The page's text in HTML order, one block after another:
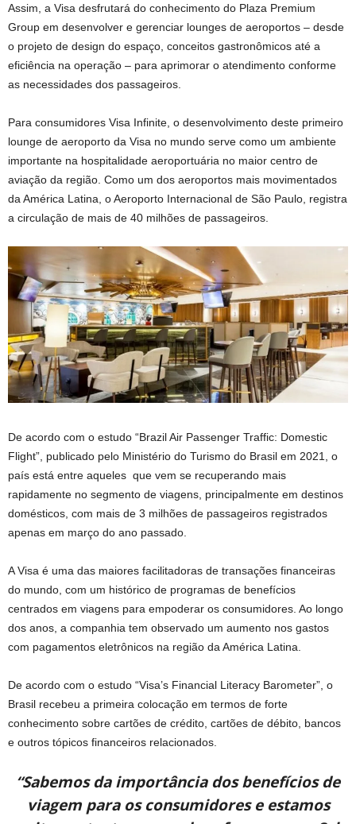
Assim, a Visa desfrutará do conhecimento do Plaza Premium
Group em desenvolver e gerenciar lounges de aeroportos – desde
o projeto de design do espaço, conceitos gastronômicos até a
eficiência na operação – para aprimorar o atendimento conforme
as necessidades dos passageiros.
Para consumidores Visa Infinite, o desenvolvimento deste primeiro
lounge de aeroporto da Visa no mundo serve como um ambiente
importante na hospitalidade aeroportuária no maior centro de
aviação da região. Como um dos aeroportos mais movimentados
da América Latina, o Aeroporto Internacional de São Paulo, registra
a circulação de mais de 40 milhões de passageiros.
De acordo com o estudo “Brazil Air Passenger Traffic: Domestic
Flight”, publicado pelo Ministério do Turismo do Brasil em 2021, o
país está entre aqueles que vem se recuperando mais
rapidamente no segmento de viagens, principalmente em destinos
domésticos, com mais de 3 milhões de passageiros registrados
apenas em março do ano passado.
A Visa é uma das maiores facilitadoras de transações financeiras
do mundo, com um histórico de programas de benefícios
centrados em viagens para empoderar os consumidores. Ao longo
dos anos, a companhia tem observado um aumento nos gastos
com pagamentos eletrônicos na região da América Latina.
De acordo com o estudo “Visa’s Financial Literacy Barometer”, o
Brasil recebeu a primeira colocação em termos de forte
conhecimento sobre cartões de crédito, cartões de débito, bancos
e outros tópicos financeiros relacionados.
“Sabemos da importância dos benefícios de
viagem para os consumidores e estamos